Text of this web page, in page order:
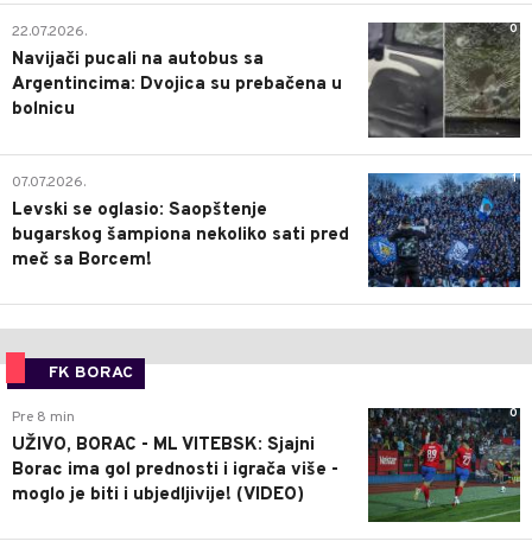
0
22.07.2026.
Navijači pucali na autobus sa
Argentincima: Dvojica su prebačena u
bolnicu
1
07.07.2026.
Levski se oglasio: Saopštenje
bugarskog šampiona nekoliko sati pred
meč sa Borcem!
FK BORAC
0
Pre 8 min
UŽIVO, BORAC - ML VITEBSK: Sjajni
Borac ima gol prednosti i igrača više -
moglo je biti i ubjedljivije! (VIDEO)